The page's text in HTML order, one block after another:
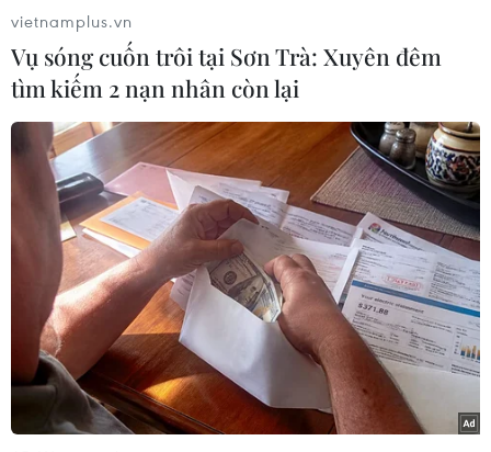
các biện pháp quản lý thị trường vàng, lực
lượng quản lý thị trường cả nước đã đẩy mạnh
việc quản lý theo địa bàn, thu thập thông tin,
theo dõi biến động với mặt hàng vàng. Cùng đó,
thường xuyên giám sát thị trường để kịp thời
phát hiện những hành vi vi phạm, tổ chức kiểm
tra, xử lý nghiêm theo quy định pháp luật.
Gần đây thị trường vàng lại nổi sóng khiến giá
vàng liên tục trồi sụt, giá vàng trong nước tăng
cao cùng với đà tăng của thị trường thế giới.
Không những vậy, mặt hàng này lại không nằm
trong rổ hàng hóa, dịch vụ tính chỉ số giá tiêu
dùng nhưng việc vàng tăng giá mạnh gây ra
nhiều hệ luỵ không chỉ với nền kinh tế mà còn
vietnamplus.vn
Vụ sóng cuốn trôi tại Sơn Trà: Xuyên đêm
tìm kiếm 2 nạn nhân còn lại